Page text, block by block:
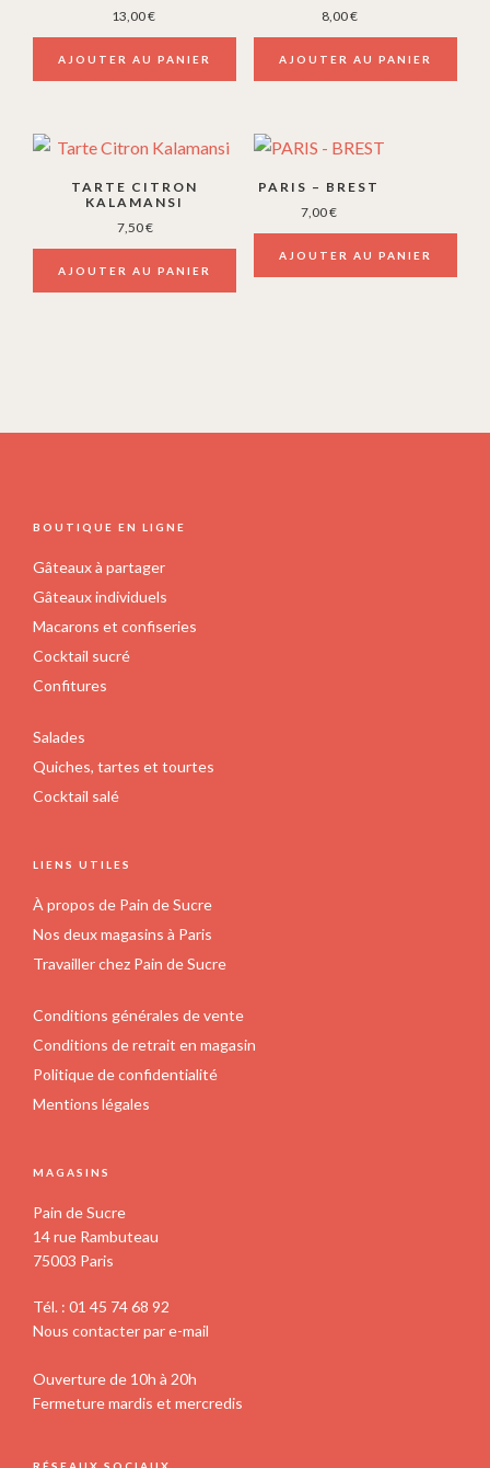
13,00€
AJOUTER AU PANIER
8,00€
AJOUTER AU PANIER
TARTE CITRON
KALAMANSI
7,50€
AJOUTER AU PANIER
PARIS – BREST
7,00€
AJOUTER AU PANIER
FOOTER
BOUTIQUE EN LIGNE
Gâteaux à partager
Gâteaux individuels
Macarons et confiseries
Cocktail sucré
Confitures
Salades
Quiches, tartes et tourtes
Cocktail salé
LIENS UTILES
À propos de Pain de Sucre
Nos deux magasins à Paris
Travailler chez Pain de Sucre
Conditions générales de vente
Conditions de retrait en magasin
Politique de confidentialité
Mentions légales
MAGASINS
Pain de Sucre
14 rue Rambuteau
75003 Paris
Tél. : 01 45 74 68 92
Nous contacter par e-mail
Ouverture de 10h à 20h
Fermeture mardis et mercredis